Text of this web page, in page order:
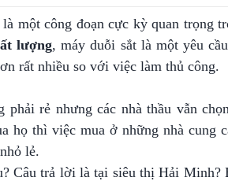
một công đoạn cực kỳ quan trọng
lượng, máy duỗi sắt là một yêu
rất nhiều so với việc làm thủ công.
phải rẻ nhưng các nhà thầu vẫn
họ thì việc mua ở những nhà cung
lẻ.
Câu trả lời là tại siêu thị Hải